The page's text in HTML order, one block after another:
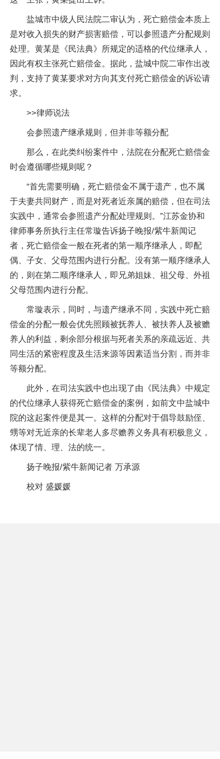
盐城市中级人民法院二审认为，死亡赔偿金本质上
是对收入损失的财产损害赔偿，可以参照遗产分配规则
处理。黄某是《民法典》所规定的适格的代位继承人，
因此有权主张死亡赔偿金。据此，盐城中院二审作出改
判，支持了黄某要求对方向其支付死亡赔偿金的诉讼请
求。
>>律师说法
会参照遗产继承规则，但并非等额分配
那么，在此类纠纷案件中，法院在分配死亡赔偿金
时会遵循哪些规则呢？
“首先需要明确，死亡赔偿金不属于遗产，也不属
于夫妻共同财产，而是对死者近亲属的赔偿，但在司法
实践中，通常会参照遗产分配处理规则。”江苏金协和
律师事务所执行主任常璇告诉扬子晚报/紫牛新闻记
者，死亡赔偿金一般在死者的第一顺序继承人，即配
偶、子女、父母范围内进行分配。没有第一顺序继承人
的，则在第二顺序继承人，即兄弟姐妹、祖父母、外祖
父母范围内进行分配。
常璇表示，同时，与遗产继承不同，实践中死亡赔
偿金的分配一般会优先照顾被抚养人、被扶养人及被赡
养人的利益，剩余部分根据与死者关系的亲疏远近、共
同生活的紧密程度及生活来源等因素适当分割，而并非
等额分配。
此外，在司法实践中也出现了由《民法典》中规定
的代位继承人获得死亡赔偿金的案例，如前文中盐城中
院的这起案件便是其一。这样的分配对于倡导鼓励侄、
甥等对无近亲的长辈老人多尽赡养义务具有积极意义，
体现了情、理、法的统一。
扬子晚报/紫牛新闻记者 万承源
校对 盛媛媛